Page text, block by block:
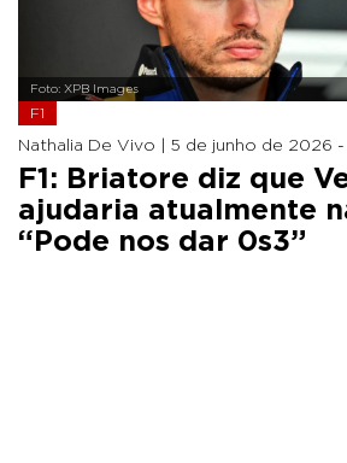
Foto: XPB Images
F1
Nathalia De Vivo | 5 de junho de 2026 -
F1: Briatore diz que
ajudaria atualmente
“Pode nos dar 0s3”